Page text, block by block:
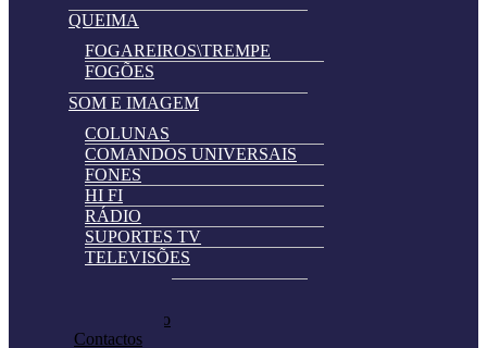
QUEIMA
FOGAREIROS\TREMPE
FOGÕES
SOM E IMAGEM
COLUNAS
COMANDOS UNIVERSAIS
FONES
HI FI
RÁDIO
SUPORTES TV
TELEVISÕES
Pedir Cotação
Contactos